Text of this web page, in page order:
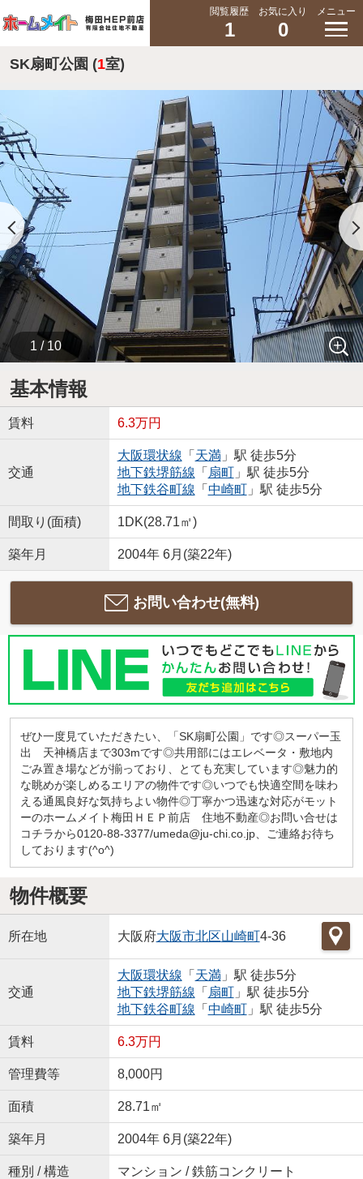
閲覧履歴
1
お気に入り
0
メニュー
SK扇町公園 (1室)
1 / 10
基本情報
賃料 6.3万円
交通
大阪環状線 「 天満」駅 徒歩5分
地下鉄堺筋線 「 扇町」駅 徒歩5分
地下鉄谷町線 「 中崎町」駅 徒歩5分
間取り(面積) 1DK(28.71㎡)
築年月 2004年 6月(築22年)
お問い合わせ(無料)
ぜひ一度見ていただきたい、「SK扇町公園」です◎スーパー玉
出 天神橋店まで303mです◎共用部にはエレベータ・敷地内
ごみ置き場などが揃っており、とても充実しています◎魅力的
な眺めが楽しめるエリアの物件です◎いつでも快適空間を味わ
える通風良好な気持ちよい物件◎丁寧かつ迅速な対応がモット
ーのホームメイト梅田ＨＥＰ前店 住地不動産◎お問い合せは
コチラから0120-88-3377/umeda@ju-chi.co.jp、ご連絡お待ち
しております(^o^)
物件概要
所在地 大阪府大阪市北区山崎町4-36
交通
大阪環状線 「 天満」駅 徒歩5分
地下鉄堺筋線 「 扇町」駅 徒歩5分
地下鉄谷町線 「 中崎町」駅 徒歩5分
賃料 6.3万円
管理費等 8,000円
面積 28.71㎡
築年月 2004年 6月(築22年)
種別 / 構造 マンション / 鉄筋コンクリート